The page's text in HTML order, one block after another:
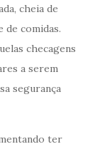
cheia de
de comidas.
checagens
a serem
segurança
ter